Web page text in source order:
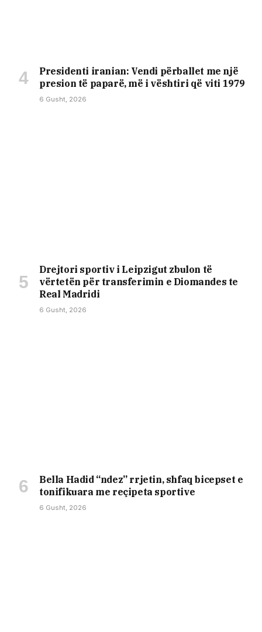
Presidenti iranian: Vendi përballet me një
presion të paparë, më i vështiri që viti 1979
6 Gusht, 2026
Drejtori sportiv i Leipzigut zbulon të
vërtetën për transferimin e Diomandes te
Real Madridi
6 Gusht, 2026
Bella Hadid “ndez” rrjetin, shfaq bicepset e
tonifikuara me reçipeta sportive
6 Gusht, 2026